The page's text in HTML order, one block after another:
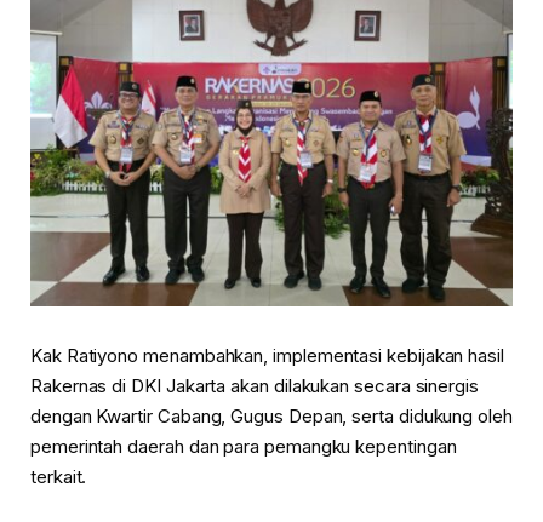
Kak Ratiyono menambahkan, implementasi kebijakan hasil
Rakernas di DKI Jakarta akan dilakukan secara sinergis
dengan Kwartir Cabang, Gugus Depan, serta didukung oleh
pemerintah daerah dan para pemangku kepentingan
terkait.